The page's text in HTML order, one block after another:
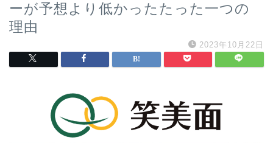
ーが予想より低かったたった一つの
理由
2023年10月22日